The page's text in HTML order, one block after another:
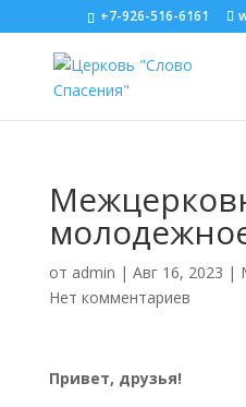
+7-926-516-6161
от admin | Авг 16, 2023 |
Нет комментариев
Привет, друзья!